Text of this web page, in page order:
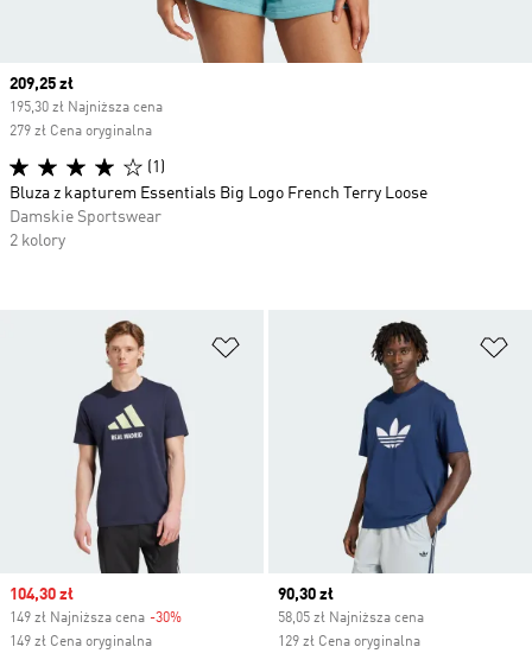
Dodaj do listy życzeń
Sale price
104,30 zł
149 zł Najniższa cena -30%
149 zł Cena oryginalna
Current price
90,30 zł
58,05 zł Najniższa cena
129 zł Cena oryginalna
Current price
209,25 zł
195,30 zł Najniższa cena
279 zł Cena oryginalna
(1)
Bluza z kapturem Essentials Big Logo French Terry Loose
Damskie Sportswear
2 kolory